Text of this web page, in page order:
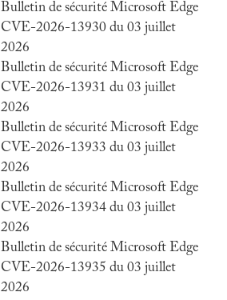
Bulletin de sécurité Microsoft Edge
CVE-2026-13930 du 03 juillet
2026
Bulletin de sécurité Microsoft Edge
CVE-2026-13931 du 03 juillet
2026
Bulletin de sécurité Microsoft Edge
CVE-2026-13933 du 03 juillet
2026
Bulletin de sécurité Microsoft Edge
CVE-2026-13934 du 03 juillet
2026
Bulletin de sécurité Microsoft Edge
CVE-2026-13935 du 03 juillet
2026